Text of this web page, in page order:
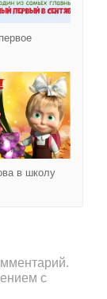
1 сентября и
в школу
с